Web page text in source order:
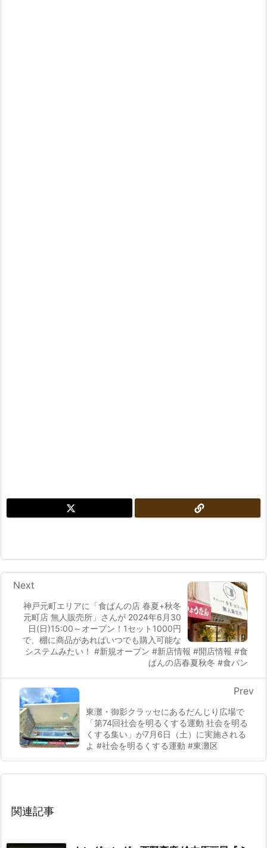
神戸元町エリアに「食ぱんの店 春夏+秋冬
元町店 無人販売所」さんが 2024年6月30
日(日)15:00～オープン！1セット1000円
で、棚に商品があればいつでも購入可能な
システムみたい！ #新規オープン #新店情報 #開店情報 #食
ぱんの店春夏秋冬 #食パン
Next
東灘・御影クラッセにあるだんじり広場で
「第74回社会を明るくする運動 社会を明る
くする集い」が7月6日（土）に実施される
よ #社会を明るくする運動 #東灘区
Prev
関連記事